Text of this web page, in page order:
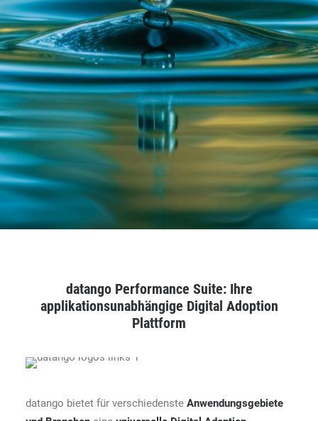
datango Performance Suite: Ihre
applikationsunabhängige Digital Adoption
Plattform
datango bietet für verschiedenste Anwendungsgebiete